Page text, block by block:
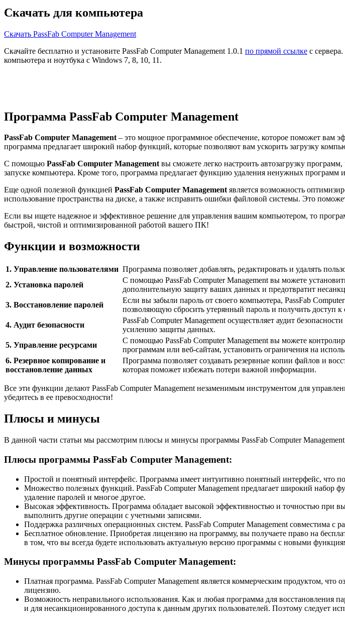
Скачать для компьютера
Скачать PassFab Computer Management
Скачайте бесплатно и установите PassFab Computer Management 1.0.1 по прямой ссылке с
компьютера и ноутбука с Windows 7, 8, 10, 11.
Программа PassFab Computer Management
PassFab Computer Management– это мощное программное обеспечение, которое поможет вам
программа предлагает широкий набор функций, которые позволяют вам ускорить загрузку
С помощью PassFab Computer Managementвы сможете легко настроить автозагрузку
запуске компьютера. Кроме того, программа предлагает функцию удаления ненужных программ
Еще одной полезной функцией PassFab Computer Managementявляется возможность
использование пространства на диске, а также исправить ошибки файловой системы. Это
Если вы ищете надежное и эффективное решение для управления вашим компьютером, то
быстрой, чистой и оптимизированной работой вашего ПК!
Функции и возможности
1. Управление пользователями Программа позволяет добавлять, редактировать и удалять
2. Установка паролей
С помощью PassFab Computer Management вы можете
дополнительную защиту ваших данных и предотвратит
3. Восстановление паролей
Если вы забыли пароль от своего компьютера, PassFab
позволяющую сбросить утерянный пароль и получить доступ к
4. Аудит безопасности
PassFab Computer Management осуществляет аудит
усилению защиты данных.
5. Управление ресурсами
С помощью PassFab Computer Management вы можете
программам или веб-сайтам, установить ограничения на
6. Резервное копирование и
восстановление данных
Программа позволяет создавать резервные копии файлов и
которая поможет избежать потери важной информации.
Все эти функции делают PassFab Computer Management незаменимым инструментом для
убедитесь в ее превосходности!
Плюсы и минусы
В данной части статьи мы рассмотрим плюсы и минусы программы PassFab Computer
Плюсы программы PassFab Computer Management:
Простой и понятный интерфейс. Программа имеет интуитивно понятный интерфейс, что
Множество полезных функций. PassFab Computer Management предлагает широкий набор
удаление паролей и многое другое.
Высокая эффективность. Программа обладает высокой эффективностью и точностью при
выполнить другие операции с учетными записями.
Поддержка различных операционных систем. PassFab Computer Management совместима
Бесплатное обновление. Приобретая лицензию на программу, вы получаете право на
в том, что вы всегда будете использовать актуальную версию программы с новыми
Минусы программы PassFab Computer Management:
Платная программа. PassFab Computer Management является коммерческим продуктом, что
лицензию.
Возможность неправильного использования. Как и любая программа для восстановления
и для несанкционированного доступа к данным других пользователей. Поэтому следует